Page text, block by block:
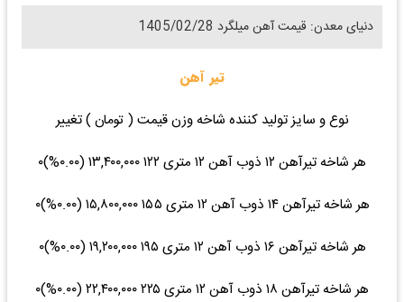
دنیای معدن: قیمت آهن میلگرد 1405/02/28
تیر آهن
نوع و سایز تولید کننده شاخه وزن قیمت ( تومان ) تغییر
هر شاخه تیرآهن ۱۲ ذوب آهن ۱۲ متری ۱۲۲ ۱۳,۴۰۰,۰۰۰ (۰.۰۰%)۰
هر شاخه تیرآهن ۱۴ ذوب آهن ۱۲ متری ۱۵۵ ۱۵,۸۰۰,۰۰۰ (۰.۰۰%)۰
هر شاخه تیرآهن ۱۶ ذوب آهن ۱۲ متری ۱۹۵ ۱۹,۲۰۰,۰۰۰ (۰.۰۰%)۰
هر شاخه تیرآهن ۱۸ ذوب آهن ۱۲ متری ۲۲۵ ۲۲,۴۰۰,۰۰۰ (۰.۰۰%)۰